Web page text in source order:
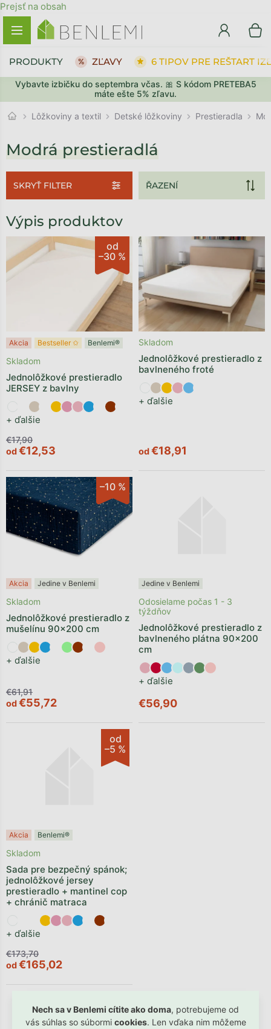
Nech sa v Benlemi cítite ako doma, potrebujeme od
vás súhlas so súbormi cookies. Len vďaka nim môžeme
Prejsť na obsah
Vybavte izbičku do septembra včas. 🎀 S kódom PRETEBA5
máte ešte 5% zľavu.
PRODUKTY ZĽAVY 6 TIPOV PRE REŠTART
Lôžkoviny a textil Detské lôžkoviny Prestieradla
Modrá prestieradlá
SKRYŤ FILTER
Výpis produktov
od
–30 %
Akcia Bestseller ✩ Benlemi®
Jednolôžkové prestieradlo
JERSEY z bavlny
+ ďalšie
Skladom
€17,90
od€12,53
Jednolôžkové prestieradlo z
bavlneného froté
+ ďalšie
Skladom
od€18,91
–10 %
Akcia Jedine v Benlemi
Jednolôžkové prestieradlo z
mušelínu 90x200 cm
+ ďalšie
Skladom
€61,91
od€55,72
Jedine v Benlemi
Jednolôžkové prestieradlo z
bavlneného plátna 90x200
cm
+ ďalšie
Odosielame počas 1 - 3
týždňov
€56,90
od
–5 %
Akcia Benlemi®
Sada pre bezpečný spánok;
jednolôžkové jersey
prestieradlo + mantinel cop
+ chránič matraca
+ ďalšie
Skladom
€173,70
od€165,02
5položiek celkom